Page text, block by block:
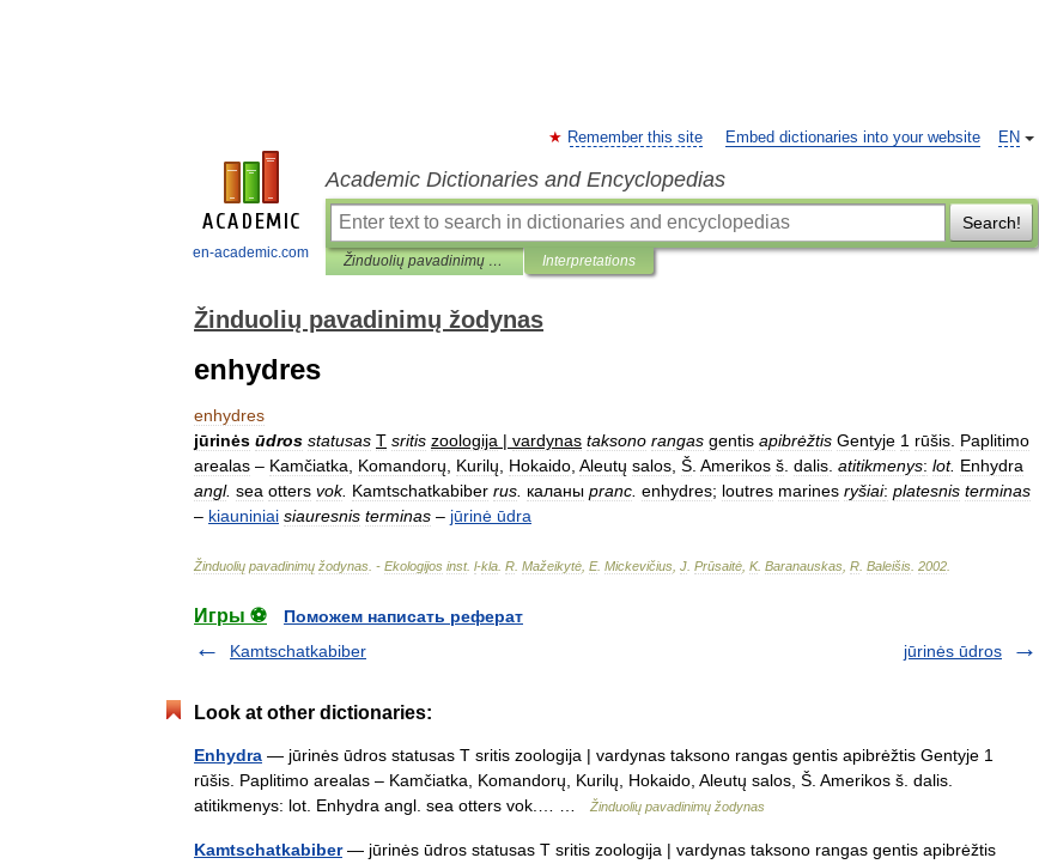
en-academic.com
EN
Remember this site Embed dictionaries into your website
Academic Dictionaries and Encyclopedias
Search!
Žinduolių pavadinimų žodynas Interpretations
Žinduolių pavadinimų žodynas
enhydres
enhydres
jūrinės ūdros statusas T sritis zoologija | vardynas taksono rangas gentis apibrėžtis Gentyje 1 rūšis Paplitimo
arealas – Kamčiatka Komandorų Kurilų Hokaido Aleutų salos Š Amerikos š dalis atitikmenys: lot. Enhydra
angl. sea otters vok. Kamtschatkabiber rus каланы pranc enhydres; loutres marines ryšiai: platesnis terminas
– kiauniniai siauresnis terminas – jūrinė ūdra
Žinduolių pavadinimų žodynas . - Ekologijos inst. l-kla R Mažeikytė E. Mickevičius J Prūsaitė K. Baranauskas R Baleišis 2002
Игры ⚽
Поможем написать реферат
Kamtschatkabiber
jūrinės ūdros
Look at other dictionaries:
Enhydra — jūrinės ūdros statusas T sritis zoologija | vardynas taksono rangas gentis apibrėžtis Gentyje 1
rūšis. Paplitimo arealas – Kamčiatka, Komandorų, Kurilų, Hokaido, Aleutų salos, Š. Amerikos š. dalis.
atitikmenys: lot. Enhydra angl. sea otters vok.… …
Žinduolių pavadinimų žodynas
Kamtschatkabiber— jūrinės ūdros statusas T sritis zoologija | vardynas taksono rangas gentis apibrėžtis